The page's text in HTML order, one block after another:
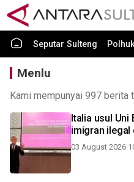
Seputar Sulteng
Menlu
Kami mempunyai 997 berita
Italia usul Uni
imigran ilegal
03 August 2026